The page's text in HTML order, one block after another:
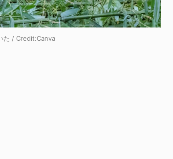
た / Credit:Canva